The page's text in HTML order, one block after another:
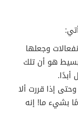
وجعلها
هو أن تلك
أبدًا.
إذا قررت ألا
بشيء ما! إنه